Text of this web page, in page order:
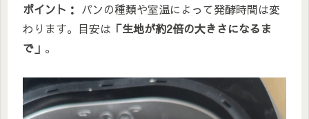
ポイント： パンの種類や室温によって発酵時間は変
わります。目安は 「生地が約2倍の大きさになるま
で」 。